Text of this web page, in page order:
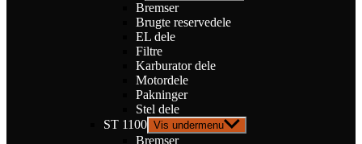
Bremser
Brugte reservedele
EL dele
Filtre
Karburator dele
Motordele
Pakninger
Stel dele
ST 1100 Vis undermenu
Bremser